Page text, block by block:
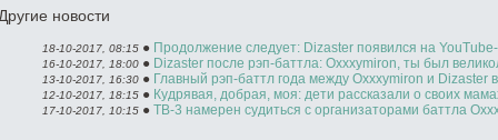
новости
18-10-2017, 08:15 ● Продолжение следует: Dizaster появился на
16-10-2017, 18:00 ● Dizaster после рэп-баттла: Oxxxymiron, ты был
13-10-2017, 16:30 ● Главный рэп-баттл года между Oxxxymiron и Dizaster
12-10-2017, 18:15 ● Кудрявая, добрая, моя: дети рассказали о своих
17-10-2017, 10:15 ● ТВ-3 намерен судиться с организаторами баттла